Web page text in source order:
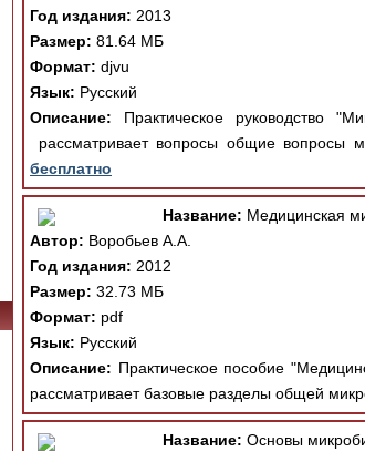
Год издания: 2013
Размер: 81.64 МБ
Формат: djvu
Язык: Русский
Описание: Практическое руководство
рассматривает вопросы общие вопросы
бесплатно
Название: Медицинская
Автор: Воробьев А.А.
Год издания: 2012
Размер: 32.73 МБ
Формат: pdf
Язык: Русский
Описание: Практическое пособие
рассматривает базовые разделы общей
Название: Основы